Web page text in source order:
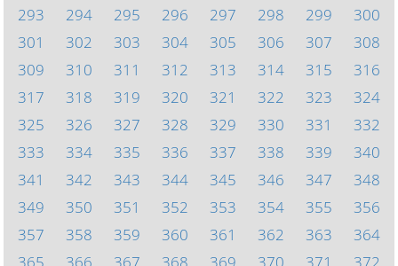
293
294 295 296 297 298 299
300
301
302 303 304 305 306 307
308
309
310 311 312 313 314 315
316
317
318 319 320 321 322 323
324
325
326 327 328 329 330 331
332
333
334 335 336 337 338 339
340
341
342 343 344 345 346 347
348
349
350 351 352 353 354 355
356
357
358 359 360 361 362 363
364